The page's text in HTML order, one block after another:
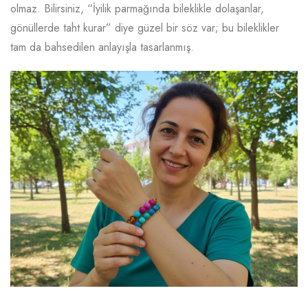
olmaz. Bilirsiniz, “İyilik parmağında bileklikle dolaşanlar,
gönüllerde taht kurar” diye güzel bir söz var; bu bileklikler
tam da bahsedilen anlayışla tasarlanmış.